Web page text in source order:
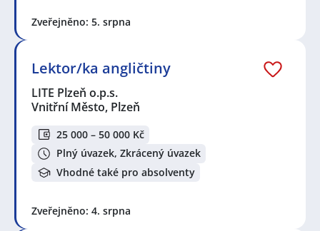
Zveřejněno: 5. srpna
Lektor/ka angličtiny
LITE Plzeň o.p.s.
Vnitřní Město, Plzeň
25 000 – 50 000 Kč
Plný úvazek, Zkrácený úvazek
Vhodné také pro absolventy
Zveřejněno: 4. srpna